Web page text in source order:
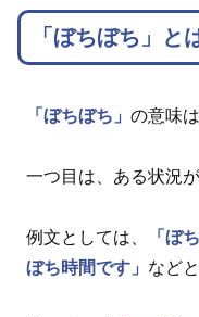
「ぼちぼち」と
「ぼちぼち」 の意味
一つ目は、ある状況
例文としては、 「ぼ
ぼち時間です」 など